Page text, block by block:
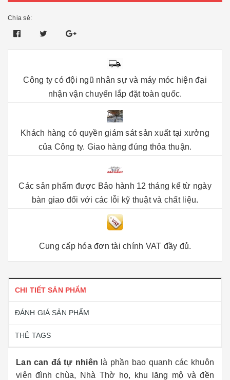
Chia sẻ:
Công ty có đội ngũ nhân sự và máy móc hiện đại
nhận vận chuyển lắp đặt toàn quốc.
Khách hàng có quyền giám sát sản xuất tại xưởng
của Công ty. Giao hàng đúng thỏa thuận.
Các sản phẩm được Bảo hành 12 tháng kể từ ngày
bàn giao đối với các lỗi kỹ thuật và chất liệu.
Cung cấp hóa đơn tài chính VAT đầy đủ.
CHI TIẾT SẢN PHẨM
ĐÁNH GIÁ SẢN PHẨM
THẺ TAGS
Lan can đá tự nhiên là phần bao quanh các khuôn
viên đình chùa, Nhà Thờ họ, khu lăng mộ và đền